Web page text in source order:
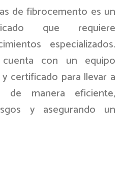
de fibrocemento es un
que requiere
especializados.
con un equipo
certificado para llevar a
de manera eficiente,
y asegurando un